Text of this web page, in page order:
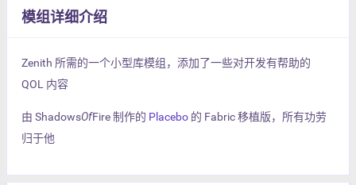
模组详细介绍
Zenith 所需的一个小型库模组，添加了一些对开发有帮助的
QOL 内容
由 ShadowsOfFire 制作的 Placebo 的 Fabric 移植版，所有功劳
归于他